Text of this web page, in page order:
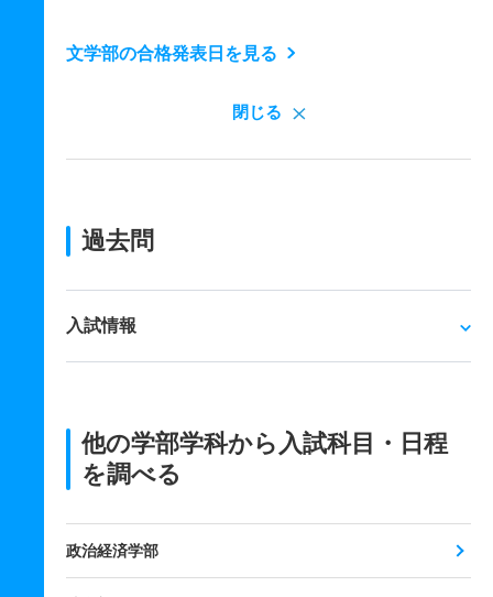
文学部の合格発表日を見る
閉じる
過去問
入試情報
他の学部学科から入試科目・日程
を調べる
政治経済学部